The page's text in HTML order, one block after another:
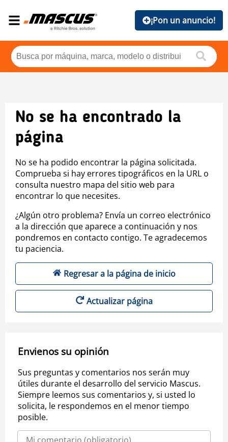
¡Pon un anuncio!
No se ha encontrado la
página
No se ha podido encontrar la página solicitada.
Comprueba si hay errores tipográficos en la URL o
consulta nuestro mapa del sitio web para
encontrar lo que necesites.
¿Algún otro problema? Envía un correo electrónico
a la dirección que aparece a continuación y nos
pondremos en contacto contigo. Te agradecemos
tu paciencia.
Regresar a la página de inicio
Actualizar página
Envienos su opinión
Sus preguntas y comentarios nos serán muy
útiles durante el desarrollo del servicio Mascus.
Siempre leemos sus comentarios y, si usted lo
solicita, le respondemos en el menor tiempo
posible.